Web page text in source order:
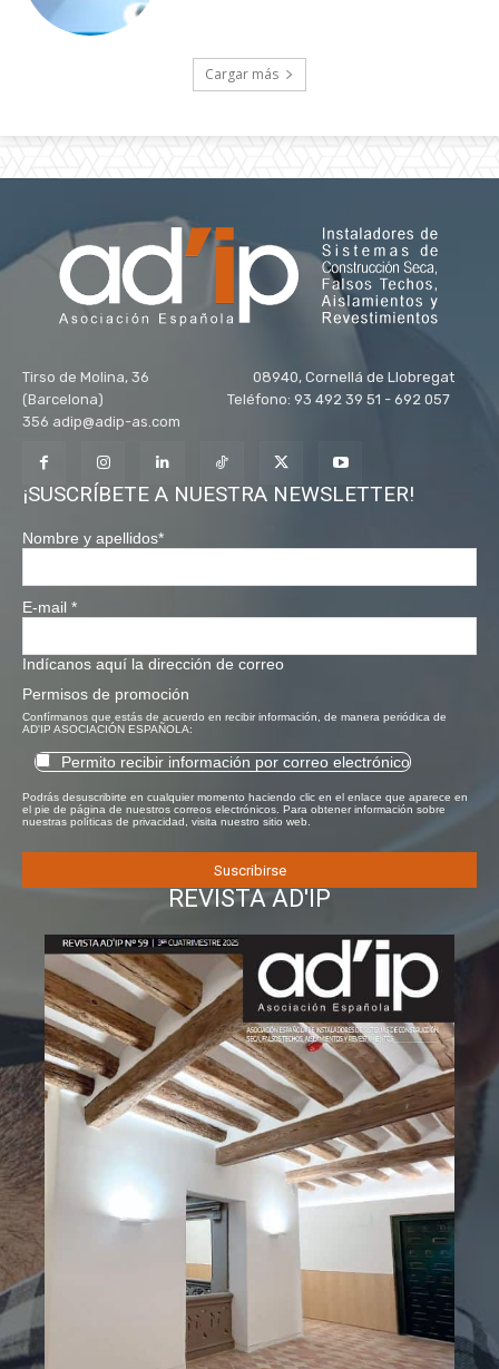
Cargar más
Tirso de Molina, 36 08940, Cornellá de Llobregat
(Barcelona) Teléfono: 93 492 39 51 - 692 057
356 adip@adip-as.com
¡SUSCRÍBETE A NUESTRA NEWSLETTER!
Nombre y apellidos*
E-mail *
Indícanos aquí la dirección de correo
Permisos de promoción
Confírmanos que estás de acuerdo en recibir información, de manera periódica de
AD'IP ASOCIACIÓN ESPAÑOLA:
Permito recibir información por correo electrónico
Podrás desuscribirte en cualquier momento haciendo clic en el enlace que aparece en
el pie de página de nuestros correos electrónicos. Para obtener información sobre
nuestras políticas de privacidad, visita nuestro sitio web.
REVISTA AD'IP